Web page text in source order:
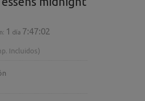
1 día 7:47:02
Incluidos)